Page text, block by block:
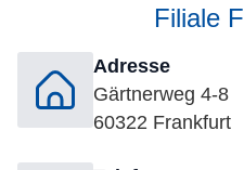
Filiale
Adresse
Gärtnerweg 4-8
60322 Frankfurt